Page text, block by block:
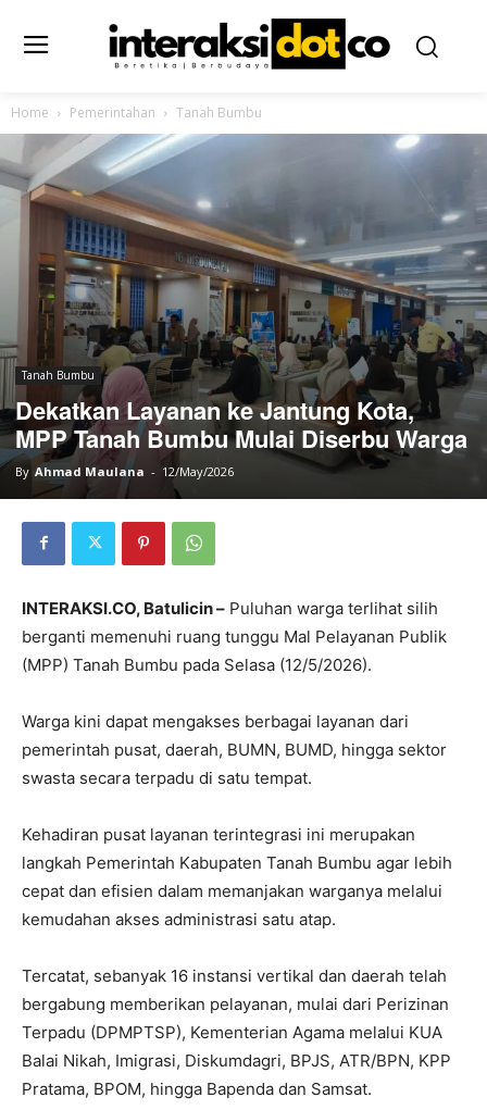
Home Pemerintahan Tanah Bumbu
Tanah Bumbu
Dekatkan Layanan ke Jantung Kota,
MPP Tanah Bumbu Mulai Diserbu Warga
By Ahmad Maulana - 12/May/2026
INTERAKSI.CO, Batulicin – Puluhan warga terlihat silih
berganti memenuhi ruang tunggu Mal Pelayanan Publik
(MPP) Tanah Bumbu pada Selasa (12/5/2026).
Warga kini dapat mengakses berbagai layanan dari
pemerintah pusat, daerah, BUMN, BUMD, hingga sektor
swasta secara terpadu di satu tempat.
Kehadiran pusat layanan terintegrasi ini merupakan
langkah Pemerintah Kabupaten Tanah Bumbu agar lebih
cepat dan efisien dalam memanjakan warganya melalui
kemudahan akses administrasi satu atap.
Tercatat, sebanyak 16 instansi vertikal dan daerah telah
bergabung memberikan pelayanan, mulai dari Perizinan
Terpadu (DPMPTSP), Kementerian Agama melalui KUA
Balai Nikah, Imigrasi, Diskumdagri, BPJS, ATR/BPN, KPP
Pratama, BPOM, hingga Bapenda dan Samsat.